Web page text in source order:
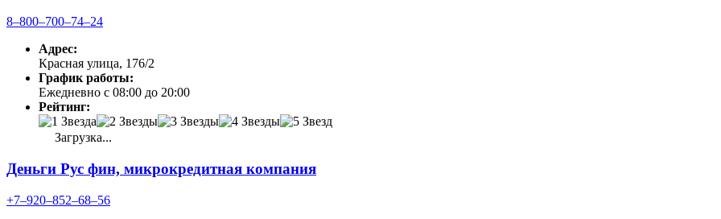
8‒800‒700‒74‒24
Адрес:
Красная улица, 176/2
График работы:
Ежедневно с 08:00 до 20:00
Рейтинг:
Загрузка...
Деньги Рус фин, микрокредитная компания
+7‒920‒852‒68‒56